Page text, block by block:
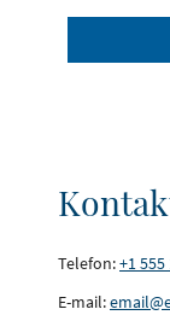
Telefon:+1 555
E-mail: